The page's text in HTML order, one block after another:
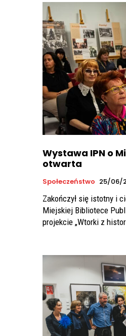
Wystawa IPN o
otwarta
Społeczeństwo 25/06/
Zakończył się istotny i
Miejskiej Bibliotece
projekcie „Wtorki z